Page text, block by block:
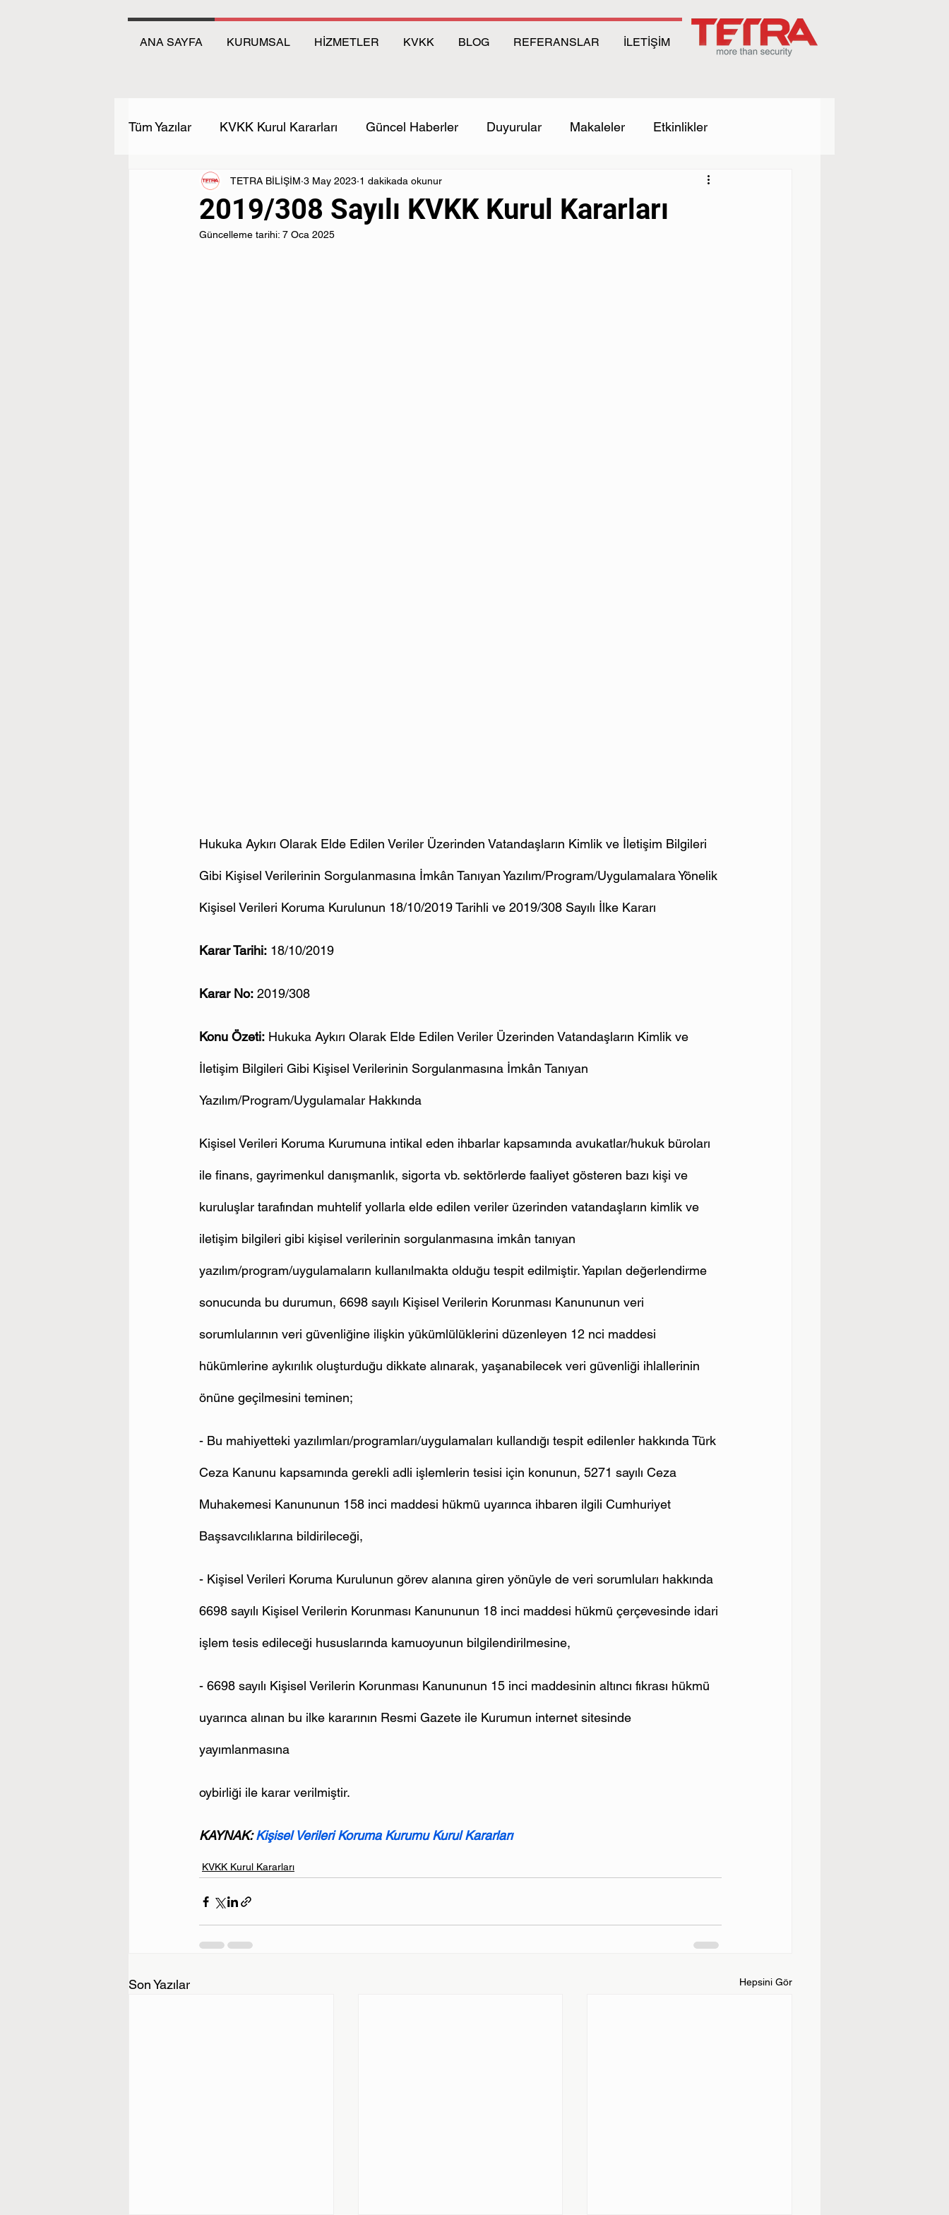
ANA SAYFA KURUMSAL HİZMETLER KVKK BLOG REFERANSLAR İLETİŞİM
Tüm Yazılar KVKK Kurul Kararları Güncel Haberler Duyurular Makaleler Etkinlikler
2019/308 Sayılı KVKK Kurul Kararları
TETRA BİLİŞİM 3 May 2023 1 dakikada okunur
Güncelleme tarihi: 7 Oca 2025
Hukuka Aykırı Olarak Elde Edilen Veriler Üzerinden Vatandaşların Kimlik ve İletişim Bilgileri
Gibi Kişisel Verilerinin Sorgulanmasına İmkân Tanıyan Yazılım/Program/Uygulamalara Yönelik
Kişisel Verileri Koruma Kurulunun 18/10/2019 Tarihli ve 2019/308 Sayılı İlke Kararı
Karar Tarihi: 18/10/2019
Karar No: 2019/308
Konu Özeti: Hukuka Aykırı Olarak Elde Edilen Veriler Üzerinden Vatandaşların Kimlik ve
İletişim Bilgileri Gibi Kişisel Verilerinin Sorgulanmasına İmkân Tanıyan
Yazılım/Program/Uygulamalar Hakkında
Kişisel Verileri Koruma Kurumuna intikal eden ihbarlar kapsamında avukatlar/hukuk büroları
ile finans, gayrimenkul danışmanlık, sigorta vb. sektörlerde faaliyet gösteren bazı kişi ve
kuruluşlar tarafından muhtelif yollarla elde edilen veriler üzerinden vatandaşların kimlik ve
iletişim bilgileri gibi kişisel verilerinin sorgulanmasına imkân tanıyan
yazılım/program/uygulamaların kullanılmakta olduğu tespit edilmiştir. Yapılan değerlendirme
sonucunda bu durumun, 6698 sayılı Kişisel Verilerin Korunması Kanununun veri
sorumlularının veri güvenliğine ilişkin yükümlülüklerini düzenleyen 12 nci maddesi
hükümlerine aykırılık oluşturduğu dikkate alınarak, yaşanabilecek veri güvenliği ihlallerinin
önüne geçilmesini teminen;
- Bu mahiyetteki yazılımları/programları/uygulamaları kullandığı tespit edilenler hakkında Türk
Ceza Kanunu kapsamında gerekli adli işlemlerin tesisi için konunun, 5271 sayılı Ceza
Muhakemesi Kanununun 158 inci maddesi hükmü uyarınca ihbaren ilgili Cumhuriyet
Başsavcılıklarına bildirileceği,
- Kişisel Verileri Koruma Kurulunun görev alanına giren yönüyle de veri sorumluları hakkında
6698 sayılı Kişisel Verilerin Korunması Kanununun 18 inci maddesi hükmü çerçevesinde idari
işlem tesis edileceği hususlarında kamuoyunun bilgilendirilmesine,
- 6698 sayılı Kişisel Verilerin Korunması Kanununun 15 inci maddesinin altıncı fıkrası hükmü
uyarınca alınan bu ilke kararının Resmi Gazete ile Kurumun internet sitesinde
yayımlanmasına
oybirliği ile karar verilmiştir.
KAYNAK: Kişisel Verileri Koruma Kurumu Kurul Kararları
KVKK Kurul Kararları
Son Yazılar Hepsini Gör